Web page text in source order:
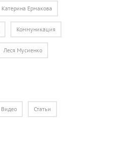
Катерина Ермакова
Коммуникация
Леся Мусиенко
Видео Статьи